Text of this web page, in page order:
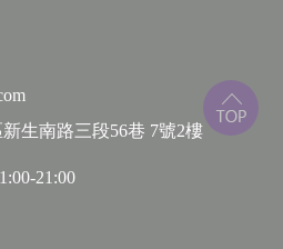
生南路三段56巷 7號2樓
21:00